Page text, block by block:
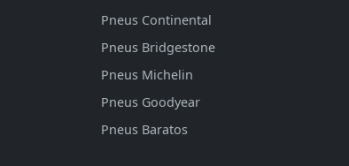
Pneus Continental
Pneus Bridgestone
Pneus Michelin
Pneus Goodyear
Pneus Baratos